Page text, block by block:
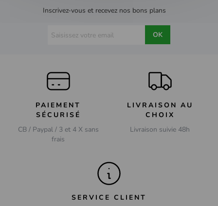
Inscrivez-vous et recevez nos bons plans
OK
PAIEMENT
SÉCURISÉ
CB / Paypal / 3 et 4 X sans
frais
LIVRAISON AU
CHOIX
Livraison suivie 48h
SERVICE CLIENT